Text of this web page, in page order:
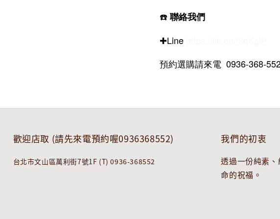
☎️聯絡我們
✚Line
預約選購請來電 0936-368-
歡迎店取 (請先來電預約喔0936368552)
台北市文山區萬利街7號1F (T) 0936-368552
我們的初衷
透過一份純素
命的祝福。